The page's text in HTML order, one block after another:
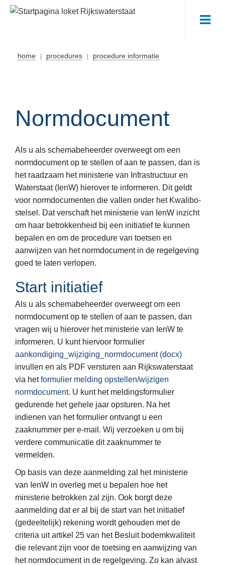
home procedures procedure informatie
Normdocument
Als u als schemabeheerder overweegt om een
normdocument op te stellen of aan te passen, dan is
het raadzaam het ministerie van Infrastructuur en
Waterstaat (IenW) hierover te informeren. Dit geldt
voor normdocumenten die vallen onder het Kwalibo-
stelsel. Dat verschaft het ministerie van IenW inzicht
om haar betrokkenheid bij een initiatief te kunnen
bepalen en om de procedure van toetsen en
aanwijzen van het normdocument in de regelgeving
goed te laten verlopen.
Start initiatief
Als u als schemabeheerder overweegt om een
normdocument op te stellen of aan te passen, dan
vragen wij u hierover het ministerie van IenW te
informeren. U kunt hiervoor formulier
aankondiging_wijziging_normdocument (docx)
invullen en als PDF versturen aan Rijkswaterstaat
via hetformulier melding opstellen/wijzigen
normdocument. U kunt het meldingsformulier
gedurende het gehele jaar opsturen. Na het
indienen van het formulier ontvangt u een
zaaknummer per e-mail. Wij verzoeken u om bij
verdere communicatie dit zaaknummer te
vermelden.
Op basis van deze aanmelding zal het ministerie
van IenW in overleg met u bepalen hoe het
ministerie betrokken zal zijn. Ook borgt deze
aanmelding dat er al bij de start van het initiatief
(gedeeltelijk) rekening wordt gehouden met de
criteria uit artikel 25 van het Besluit bodemkwaliteit
die relevant zijn voor de toetsing en aanwijzing van
het normdocument in de regelgeving. Zo kan alvast